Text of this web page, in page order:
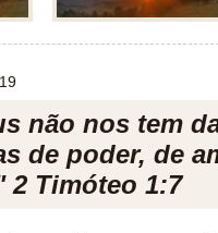
não nos tem
de poder, de
2 Timóteo 1:7